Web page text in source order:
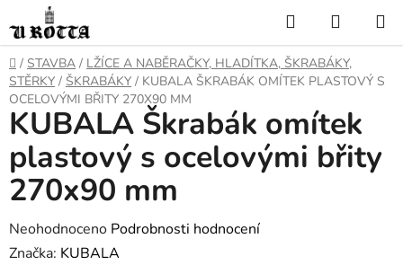
na
obsah
Hledat
KOŠÍK
DOMŮ
/ STAVBA / LŽÍCE A NABĚRAČKY, HLADÍTKA, ŠKRABÁKY,
STĚRKY / ŠKRABÁKY / KUBALA ŠKRABÁK OMÍTEK PLASTOVÝ S
OCELOVÝMI BŘITY 270X90 MM
KUBALA Škrabák omítek
plastový s ocelovými břity
270x90 mm
Průměrné
hodnocení
Neohodnoceno Podrobnosti hodnocení
Značka: KUBALA